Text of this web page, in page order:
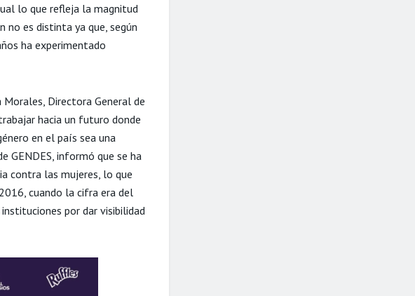
lo que refleja la magnitud
no es distinta ya que, según
ha experimentado
Directora General de
hacia un futuro donde
en el país sea una
GENDES, informó que se ha
contra las mujeres, lo que
cuando la cifra era del
por dar visibilidad